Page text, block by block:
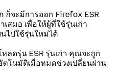
ก็จะมีการออก Firefox ESR
สมอ เพื่อให้ผู้ที่ใช้รุ่นเก่า
นไปใช้รุ่นใหม่ได้
ลดรุ่น ESR รุ่นเก่า คุณจะถูก
ตโนมัติเมื่อหมดช่วงเปลี่ยนผ่าน